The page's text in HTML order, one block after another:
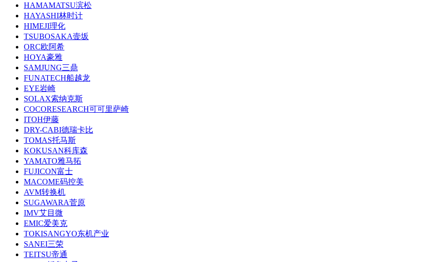
HAMAMATSU滨松
HAYASHI林时计
HIMEJI理化
TSUBOSAKA壸坂
ORC欧阿希
HOYA豪雅
SAMJUNG三鼎
FUNATECH船越龙
EYE岩崎
SOLAX索纳克斯
COCORESEARCH可可里萨崎
ITOH伊藤
DRY-CABI德瑞卡比
TOMAS托马斯
KOKUSAN科库森
YAMATO雅马拓
FUJICON富士
MACOME码控美
AVM转换机
SUGAWARA菅原
IMV艾目微
EMIC爱美克
TOKISANGYO东机产业
SANEI三荣
TEITSU帝通